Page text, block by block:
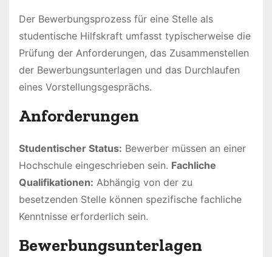
Der Bewerbungsprozess für eine Stelle als
studentische Hilfskraft umfasst typischerweise die
Prüfung der Anforderungen, das Zusammenstellen
der Bewerbungsunterlagen und das Durchlaufen
eines Vorstellungsgesprächs.
Anforderungen
Studentischer Status: Bewerber müssen an einer
Hochschule eingeschrieben sein. Fachliche
Qualifikationen: Abhängig von der zu
besetzenden Stelle können spezifische fachliche
Kenntnisse erforderlich sein.
Bewerbungsunterlagen